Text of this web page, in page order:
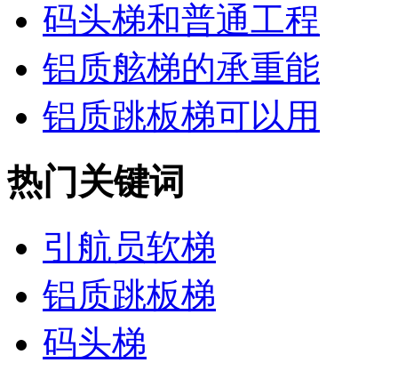
码头梯和普通工程
铝质舷梯的承重能
铝质跳板梯可以用
热门关键词
引航员软梯
铝质跳板梯
码头梯